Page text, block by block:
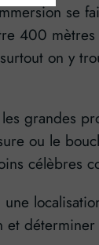
se
400
on y
grandes
ou le
célèbres